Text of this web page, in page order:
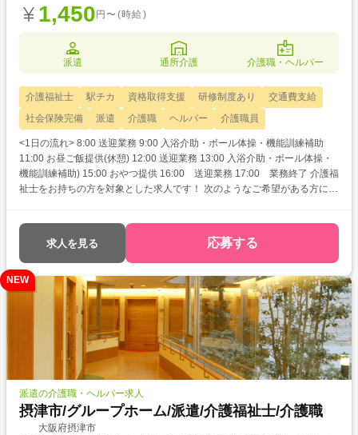
1,450 円〜(時給)
派遣 通所介護 介護職・ヘルパー
介護福祉士 駅チカ 資格取得支援 研修制度あり
交通費支給
社会保険完備
派遣 介護職 ヘルパー 介護職員
<1日の流れ> 8:00 送迎業務 9:00 入浴介助・ボール体操・機能訓練補助
11:00 お昼ご飯提供(休憩) 12:00 送迎業務 13:00 入浴介助・ボール体操・
機能訓練補助) 15:00 おやつ提供 16:00 送迎業務 17:00 業務終了 介護福
祉士をお持ちの方を対象とした求人です！ 次のようなご希望がある方にお
求人を見る 応募する
NEW
派遣の介護職・ヘルパー求人
摂津市/グループホーム/派遣/介護福祉士/介護職
大阪府摂津市